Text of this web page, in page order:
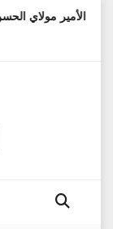
الأمير مولاي الحسن